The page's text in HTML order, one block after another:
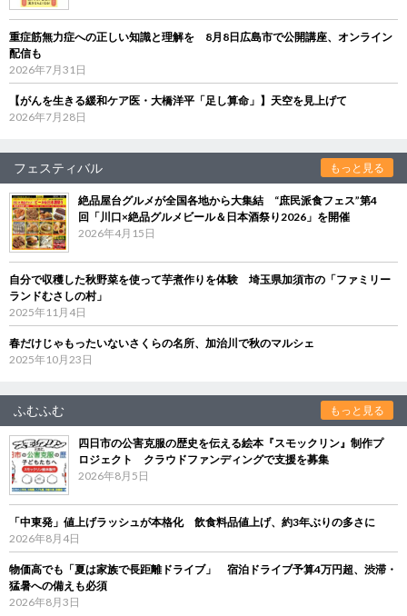
重症筋無力症への正しい知識と理解を 8月8日広島市で公開講座、オンライン
配信も
2026年7月31日
【がんを生きる緩和ケア医・大橋洋平「足し算命」】天空を見上げて
2026年7月28日
フェスティバル もっと見る
絶品屋台グルメが全国各地から大集結 “庶民派食フェス”第4
回「川口×絶品グルメビール＆日本酒祭り2026」を開催
2026年4月15日
自分で収穫した秋野菜を使って芋煮作りを体験 埼玉県加須市の「ファミリー
ランドむさしの村」
2025年11月4日
春だけじゃもったいないさくらの名所、加治川で秋のマルシェ
2025年10月23日
ふむふむ もっと見る
四日市の公害克服の歴史を伝える絵本『スモックリン』制作プ
ロジェクト クラウドファンディングで支援を募集
2026年8月5日
「中東発」値上げラッシュが本格化 飲食料品値上げ、約3年ぶりの多さに
2026年8月4日
物価高でも「夏は家族で長距離ドライブ」 宿泊ドライブ予算4万円超、渋滞・
猛暑への備えも必須
2026年8月3日